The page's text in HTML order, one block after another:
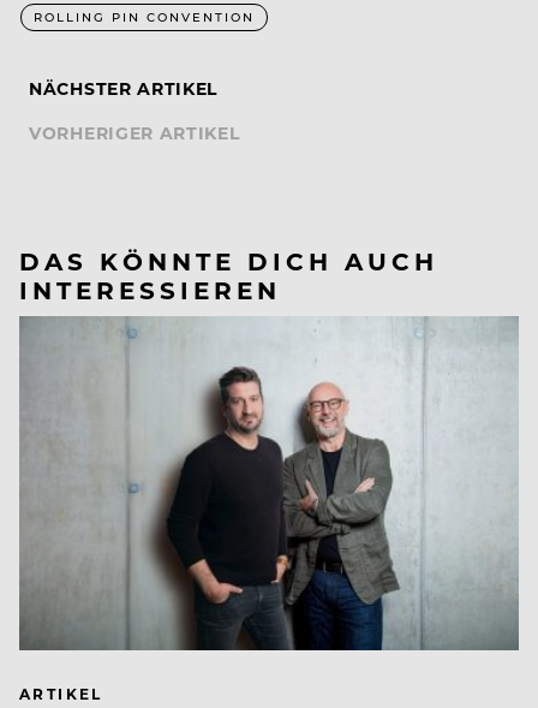
ROLLING PIN CONVENTION
NÄCHSTER ARTIKEL
VORHERIGER ARTIKEL
DAS KÖNNTE DICH AUCH
INTERESSIEREN
ARTIKEL